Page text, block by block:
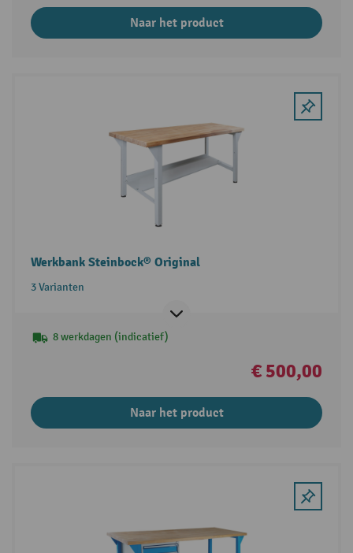
Naar het product
Werkbank Steinbock® Original
3 Varianten
8 werkdagen (indicatief)
€ 500,00
Naar het product